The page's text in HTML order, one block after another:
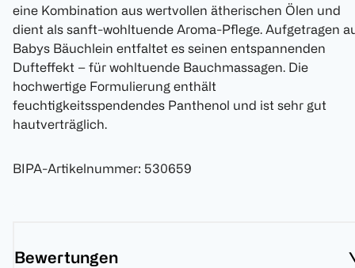
eine Kombination aus wertvollen ätherischen Ölen und
dient als sanft-wohltuende Aroma-Pflege. Aufgetragen
Babys Bäuchlein entfaltet es seinen entspannenden
Dufteffekt – für wohltuende Bauchmassagen. Die
hochwertige Formulierung enthält
feuchtigkeitsspendendes Panthenol und ist sehr gut
hautverträglich.
BIPA-Artikelnummer: 530659
Bewertungen